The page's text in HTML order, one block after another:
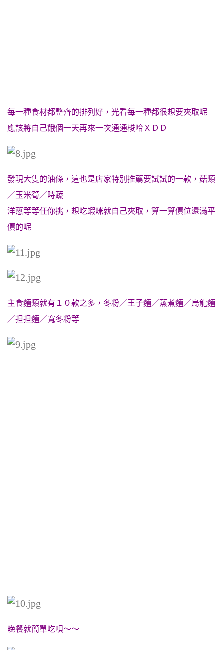
每一種食材都整齊的排列好，光看每一種都很想要夾取呢
應該將自己餓個一天再來一次通通梭哈ＸＤＤ
發現大隻的油條，這也是店家特別推薦要試試的一款，菇類
／玉米筍／時蔬
洋蔥等等任你挑， 想吃蝦咪就自己夾取，算一算價位還滿平
價的呢
主食麵類就有１０款之多，冬粉／王子麵／蒸煮麵／烏龍麵
／担担麵／寬冬粉等
晚餐就簡單吃唄～～